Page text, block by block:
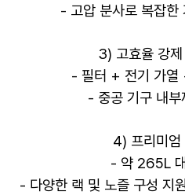
- 고압 분사로 복잡한
3) 고효율 강
- 필터 + 전기 가열
- 중공 기구 내부
4) 프리미엄
- 약 265L
- 다양한 랙 및 노즐 구성 지